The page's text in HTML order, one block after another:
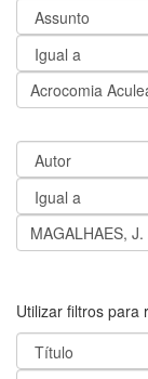
Utilizar filtros para